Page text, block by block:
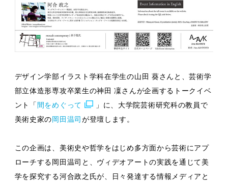
デザイン学部イラスト学科在学生の山田 葵さんと、芸術学
部立体造形専攻卒業生の神田 凜さんが企画するトークイベ
ント「 間をめぐって
」に、大学院芸術研究科の教員で
美術史家の岡田温司 が登壇します。
この企画は、美術史や哲学をはじめ多方面から芸術にアプ
ローチする岡田温司と、ヴィデオアートの実践を通じて美
学を探究する河合政之氏が、日々発達する情報メディアと